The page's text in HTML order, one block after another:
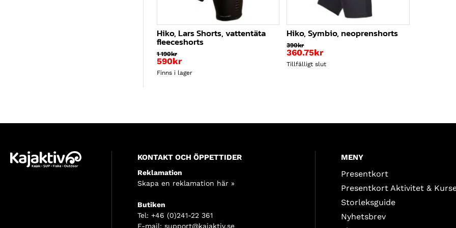
Hiko, Lars Shorts, vattentäta
fleeceshorts
1 190kr
Det
ursprungliga
priset
590kr
Det
nuvarande
Finns i lager
Hiko, Symbio, neoprenshorts
390kr
360.75kr
Tillfälligt slut
KONTAKT OCH ÖPPETTIDER
Reklamation
Skapa en reklamation här »
Butiken
Tel: +46 (0)241-22 361
E-mail: support@kajaktiv.se
MENY
Presentkort
Presentkort Aktivitet &
Storleksguide
Nyhetsbrev